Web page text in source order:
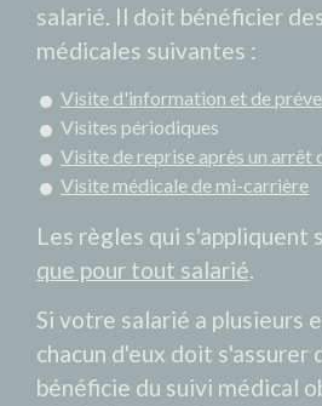
salarié. Il doit bénéficier
médicales suivantes :
Visite d'information et de
Visites périodiques
Visite de reprise après un arrêt
Visite médicale de mi-carrière
Les règles qui s'appliquent
que pour tout salarié.
Si votre salarié a plusieurs
chacun d'eux doit s'assurer
bénéficie du suivi médical